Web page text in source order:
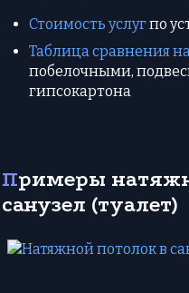
Стоимость услугпо
Таблица сравнения
побелочными,
гипсокартона
Примеры натяжных потолков в
санузел (туалет)